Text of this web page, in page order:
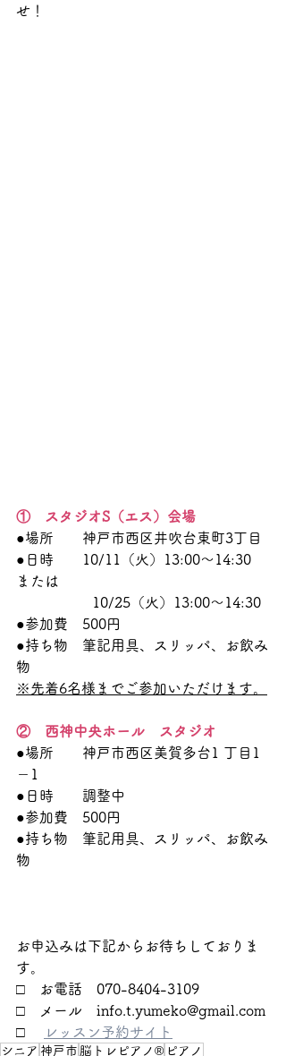
せ！
①　スタジオS（エス）会場
●場所　　神戸市西区井吹台東町3丁目
●日時　　10/11（火）13:00～14:30
または
                 10/25（火）13:00～14:30
●参加費　500円
●持ち物　筆記用具、スリッパ、お飲み
物
※先着6名様までご参加いただけます。
②　西神中央ホール　スタジオ
●場所　　神戸市西区美賀多台1 丁目1
－1
●日時　　調整中
●参加費　500円
●持ち物　筆記用具、スリッパ、お飲み
物
お申込みは下記からお待ちしておりま
す。
□　お電話　070-8404-3109
□　メール　info.t.yumeko@gmail.com
□
レッスン予約サイト
シニア 神戸市 脳トレピアノ® ピアノ